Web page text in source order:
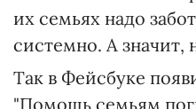
их семьях надо
системно. А значит,
Так в Фейсбуке
"Помощь семьям